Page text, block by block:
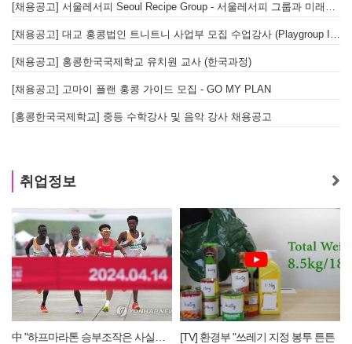
[채용공고] 서울레서피 Seoul Recipe Group - 서울레서피 그룹과 미래를 함께할 유능한 인재를 모십니다
[채용공고] 대교 홍콩법인 트니트니 사업부 모집 수업강사 (Playgroup Instructor)
[채용공고] 홍콩한국국제학교 유치원 교사 (한국과정)
[채용공고] 고마이 플랜 홍콩 가이드 모집 - GO MY PLAN
[홍콩한국국제학교] 중등 수학강사 및 음악 강사 채용공고
취업정보
…
[TV] 환경부 "쓰레기 지정 봉투 튼튼
[TV] 제53대 홍콩한인회 회장선거